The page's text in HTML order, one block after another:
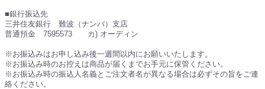
■銀行振込先
三井住友銀行 難波（ナンバ）支店
普通預金 7595573 カ) オーディン
※お振込みはお申し込み後一週間以内にお願いいたします。
※お振込み時のお控えは商品が届くまでお手元に保管ください。
※お振込み時の振込人名義とご注文者名が異なる場合は必ずその旨をご連
絡ください。